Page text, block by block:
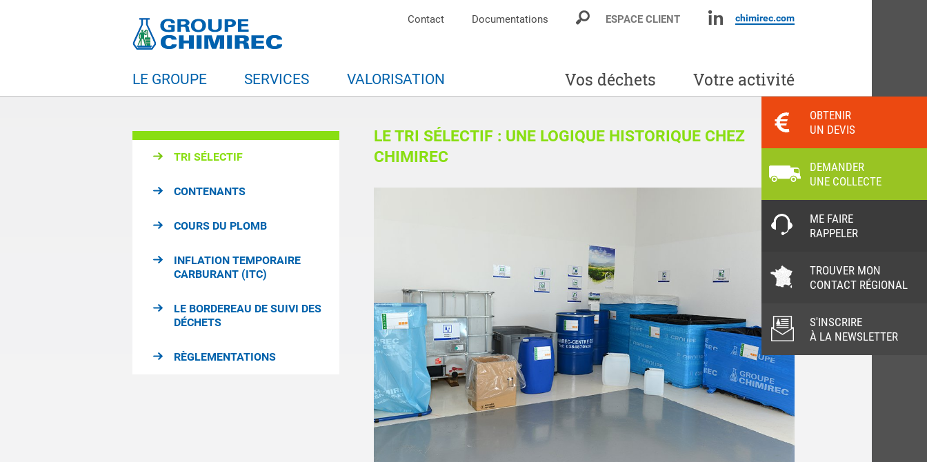
LE TRI SÉLECTIF : UNE LOGIQUE HISTORIQUE CHEZ
CHIMIREC
Contact Documentations ESPACE CLIENT chimirec.com
LE GROUPE SERVICES VALORISATION Vos déchets Votre activité
TRI SÉLECTIF
CONTENANTS
COURS DU PLOMB
INFLATION TEMPORAIRE
CARBURANT (ITC)
LE BORDEREAU DE SUIVI DES
DÉCHETS
RÈGLEMENTATIONS
OBTENIR
UN DEVIS
DEMANDER
UNE COLLECTE
ME FAIRE
RAPPELER
TROUVER MON
CONTACT RÉGIONAL
S'INSCRIRE
À LA NEWSLETTER